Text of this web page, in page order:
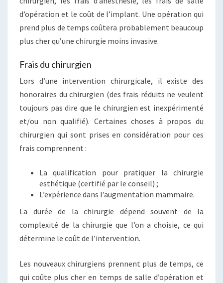
d’opération et le coût de l’implant. Une opération qui
prend plus de temps coûtera probablement beaucoup
plus cher qu’une chirurgie moins invasive.
Frais du chirurgien
Lors d’une intervention chirurgicale, il existe des
honoraires du chirurgien (des frais réduits ne veulent
toujours pas dire que le chirurgien est inexpérimenté
et/ou non qualifié). Certaines choses à propos du
chirurgien qui sont prises en considération pour ces
frais comprennent :
La qualification pour pratiquer la chirurgie
esthétique (certifié par le conseil) ;
L’expérience dans l’augmentation mammaire.
La durée de la chirurgie dépend souvent de la
complexité de la chirurgie que l’on a choisie, ce qui
détermine le coût de l’intervention.
Les nouveaux chirurgiens prennent plus de temps, ce
qui coûte plus cher en temps de salle d’opération et